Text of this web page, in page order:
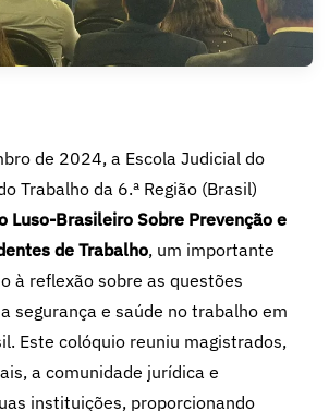
de 2024, a Escola Judicial do
Trabalho da 6.ª Região (Brasil)
Luso-Brasileiro Sobre Prevenção e
de Trabalho, um importante
à reflexão sobre as questões
segurança e saúde no trabalho em
Este colóquio reuniu magistrados,
a comunidade jurídica e
instituições, proporcionando